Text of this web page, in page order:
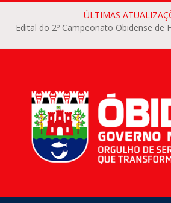
ÚLTIMAS
Edital do 2º Campeonato Obidense de